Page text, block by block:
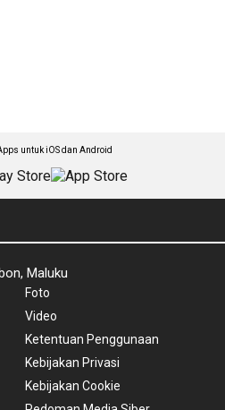
untuk iOS dan Android
Maluku
Foto
Video
Ketentuan Penggunaan
Kebijakan Privasi
Kebijakan Cookie